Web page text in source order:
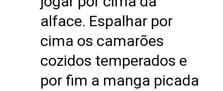
alface. Espalhar por
cima os camarões
cozidos temperados e
por fim a manga picada